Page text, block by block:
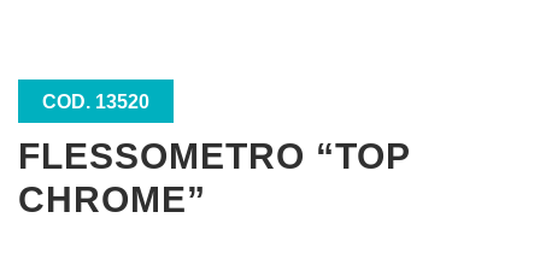
COD. 13520
FLESSOMETRO “TOP
CHROME”